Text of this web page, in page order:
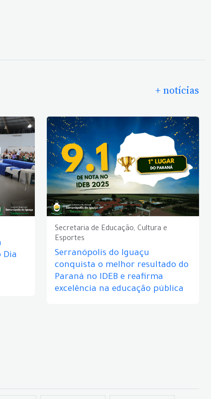
+ notícias
Dia
Secretaria de Educação, Cultura e
Esportes
Serranópolis do Iguaçu
conquista o melhor resultado do
Paraná no IDEB e reafirma
excelência na educação pública